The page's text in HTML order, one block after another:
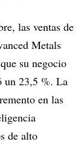
las ventas de
Metals
su negocio
un 23,5 %. La
en las
de alto